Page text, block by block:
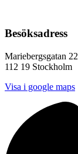
Besöksadress
Mariebergsgatan 22
112 19 Stockholm
Visa i google maps